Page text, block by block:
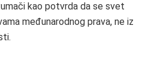
kao potvrda da se svet
međunarodnog prava, ne iz